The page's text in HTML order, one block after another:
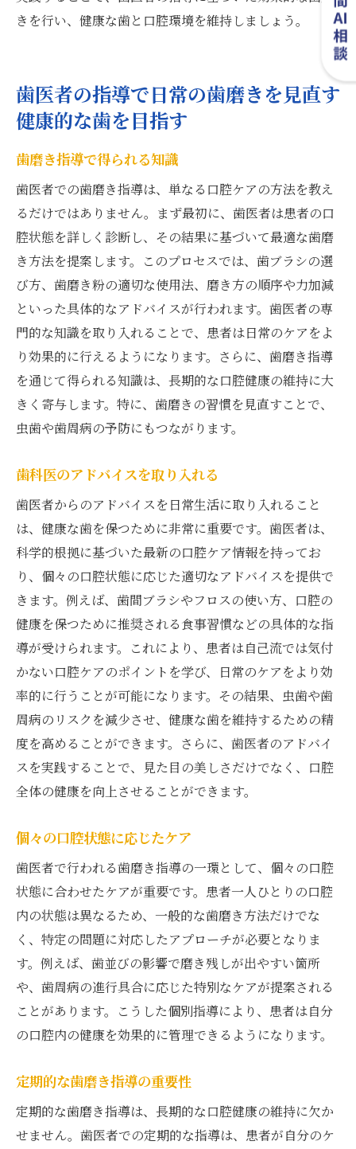
きを行い、健康な歯と口腔環境を維持しましょう。
歯医者の指導で日常の歯磨きを見直す
健康的な歯を目指す
歯磨き指導で得られる知識
歯医者での歯磨き指導は、単なる口腔ケアの方法を教え
るだけではありません。まず最初に、歯医者は患者の口
腔状態を詳しく診断し、その結果に基づいて最適な歯磨
き方法を提案します。このプロセスでは、歯ブラシの選
び方、歯磨き粉の適切な使用法、磨き方の順序や力加減
といった具体的なアドバイスが行われます。歯医者の専
門的な知識を取り入れることで、患者は日常のケアをよ
り効果的に行えるようになります。さらに、歯磨き指導
を通じて得られる知識は、長期的な口腔健康の維持に大
きく寄与します。特に、歯磨きの習慣を見直すことで、
虫歯や歯周病の予防にもつながります。
歯科医のアドバイスを取り入れる
歯医者からのアドバイスを日常生活に取り入れること
は、健康な歯を保つために非常に重要です。歯医者は、
科学的根拠に基づいた最新の口腔ケア情報を持ってお
り、個々の口腔状態に応じた適切なアドバイスを提供で
きます。例えば、歯間ブラシやフロスの使い方、口腔の
健康を保つために推奨される食事習慣などの具体的な指
導が受けられます。これにより、患者は自己流では気付
かない口腔ケアのポイントを学び、日常のケアをより効
率的に行うことが可能になります。その結果、虫歯や歯
周病のリスクを減少させ、健康な歯を維持するための精
度を高めることができます。さらに、歯医者のアドバイ
スを実践することで、見た目の美しさだけでなく、口腔
全体の健康を向上させることができます。
個々の口腔状態に応じたケア
歯医者で行われる歯磨き指導の一環として、個々の口腔
状態に合わせたケアが重要です。患者一人ひとりの口腔
内の状態は異なるため、一般的な歯磨き方法だけでな
く、特定の問題に対応したアプローチが必要となりま
す。例えば、歯並びの影響で磨き残しが出やすい箇所
や、歯周病の進行具合に応じた特別なケアが提案される
ことがあります。こうした個別指導により、患者は自分
の口腔内の健康を効果的に管理できるようになります。
定期的な歯磨き指導の重要性
定期的な歯磨き指導は、長期的な口腔健康の維持に欠か
せません。歯医者での定期的な指導は、患者が自分のケ